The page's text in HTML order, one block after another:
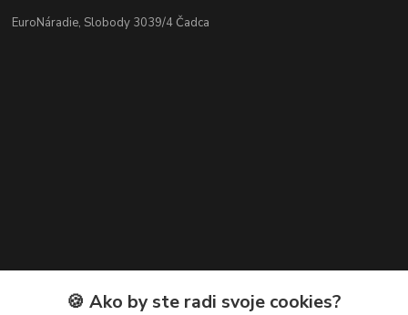
EuroNáradie, Slobody 3039/4 Čadca
Kontakty
🍪 Ako by ste radi svoje cookies?